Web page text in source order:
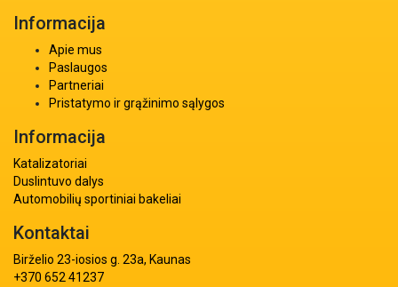
Informacija
Apie mus
Paslaugos
Partneriai
Pristatymo ir grąžinimo sąlygos
Informacija
Katalizatoriai
Duslintuvo dalys
Automobilių sportiniai bakeliai
Kontaktai
Birželio 23-iosios g. 23a, Kaunas
+370 652 41237